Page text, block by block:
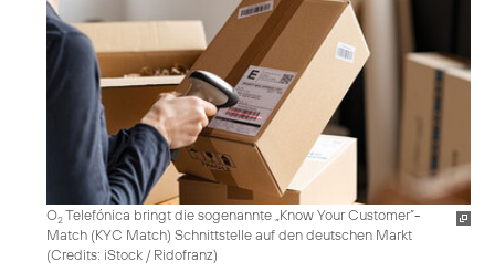
O2Telefónica bringt die sogenannte „Know Your Customer”-
Match (KYC Match) Schnittstelle auf den deutschen Markt
(Credits: iStock / Ridofranz)